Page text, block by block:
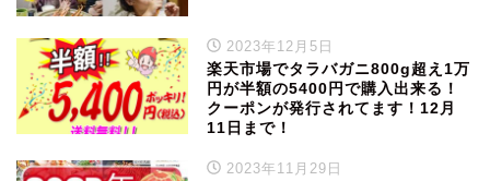
2023年12月5日
楽天市場でタラバガニ800g超え1万
円が半額の5400円で購入出来る！
クーポンが発行されてます！12月
11日まで！
2023年11月29日